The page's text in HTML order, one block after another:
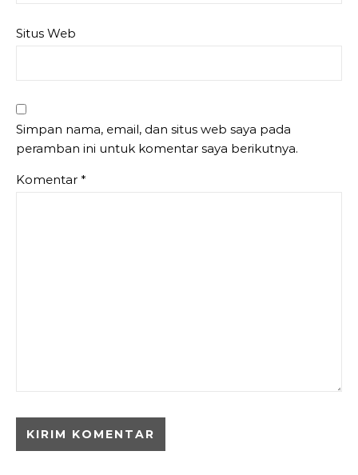
Situs Web
Simpan nama, email, dan situs web saya pada
peramban ini untuk komentar saya berikutnya.
Komentar *